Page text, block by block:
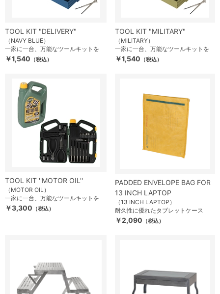
TOOL KIT "DELIVERY"
（NAVY BLUE）
一家に一台、万能なツールキットを
￥1,540 （税込）
TOOL KIT "MILITARY"
（MILITARY）
一家に一台、万能なツールキットを
￥1,540 （税込）
TOOL KIT ''MOTOR OIL''
（MOTOR OIL）
一家に一台、万能なツールキットを
￥3,300 （税込）
PADDED ENVELOPE BAG FOR
13 INCH LAPTOP
（13 INCH LAPTOP）
耐久性に優れたタブレットケース
￥2,090 （税込）